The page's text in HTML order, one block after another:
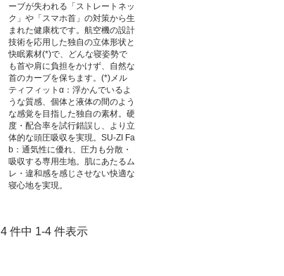
ーブが失われる「ストレートネッ
ク」や「スマホ首」の対策から生
まれた健康枕です。航空機の設計
技術を応用した独自の立体形状と
快眠素材(*)で、どんな寝姿勢で
も首や肩に負担をかけず、自然な
首のカーブを保ちます。(*)メル
ティフィットα：浮かんでいるよ
うな質感、個体と液体の間のよう
な感覚を目指した独自の素材。硬
度・配合率を試行錯誤し、より立
体的な頭圧吸収を実現。SU-ZI Fa
b：通気性に優れ、圧力も分散・
吸収する専用生地。肌にあたるム
レ・違和感を感じさせない快適な
寝心地を実現。
4 件中 1-4 件表示